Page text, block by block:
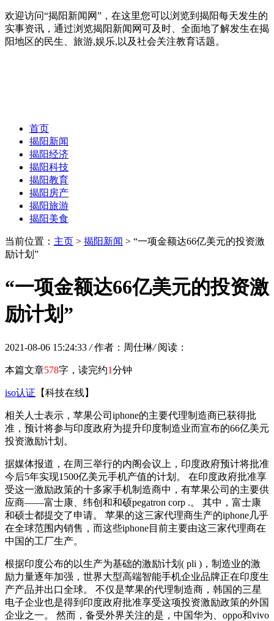
欢迎访问“揭阳新闻网”，在这里您可以浏览到揭阳每天发生的
实事资讯，通过浏览揭阳新闻网可及时、全面地了解发生在揭
阳地区的民生、旅游,娱乐,以及社会关注教育话题。
首页
揭阳新闻
揭阳经济
揭阳科技
揭阳教育
揭阳房产
揭阳旅游
揭阳美食
当前位置： 主页 > 揭阳新闻 > “一项金额达66亿美元的投资激
励计划”
“一项金额达66亿美元的投资激
励计划”
2021-08-06 15:24:33 / 作者：周仕琳/ 阅读：
本篇文章578字，读完约1分钟
iso认证 【科技在线】
相关人士表示，苹果公司iphone的主要代理制造商已获得批
准，预计将参与印度政府为提升印度制造业而宣布的66亿美元
投资激励计划。
据媒体报道，在周三举行的内阁会议上，印度政府预计将批准
今后5年实现1500亿美元手机产值的计划。 在印度政府批准享
受这一激励政策的十多家手机制造商中，有苹果公司的主要供
应商——富士康、纬创和和硕pegatron corp .。 其中，富士康
和硕士都提交了申请。 苹果的这三家代理商生产的iphone几乎
在全球范围内销售，而这些iphone目前主要由这三家代理商在
中国的工厂生产。
根据印度公布的以生产为基础的激励计划( pli )，制造业的激
励力量逐年加强，世界大型高端智能手机企业品牌正在印度生
产产品并出口全球。 不仅是苹果的代理制造商，韩国的三星
电子企业也是得到印度政府批准享受这项投资激励政策的外国
企业之一。 然而，备受外界关注的是，中国华为、oppo和vivo